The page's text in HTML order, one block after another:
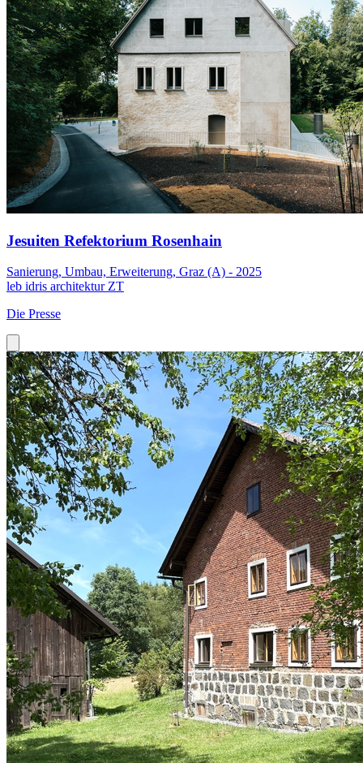
Jesuiten Refektorium Rosenhain
Sanierung, Umbau, Erweiterung, Graz (A) - 2025
leb idris architektur ZT
Die Presse